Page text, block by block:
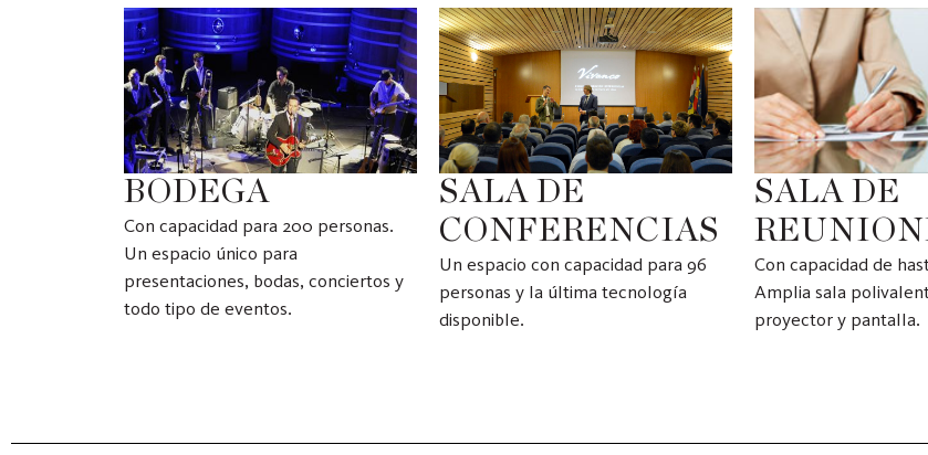
BODEGA
Con capacidad para 200 personas.
Un espacio único para
presentaciones, bodas, conciertos y
todo tipo de eventos.
SALA DE
CONFERENCIAS
Un espacio con capacidad para 96
personas y la última tecnología
disponible.
SALA DE
Con capacidad de
Amplia sala
proyector y pantalla.